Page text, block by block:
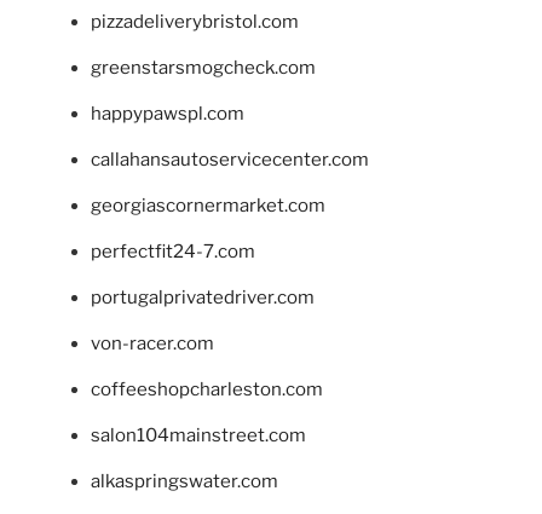
pizzadeliverybristol.com
greenstarsmogcheck.com
happypawspl.com
callahansautoservicecenter.com
georgiascornermarket.com
perfectfit24-7.com
portugalprivatedriver.com
von-racer.com
coffeeshopcharleston.com
salon104mainstreet.com
alkaspringswater.com